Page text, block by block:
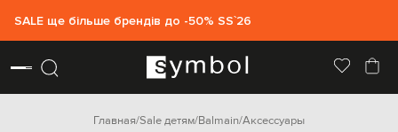
SALE ще більше брендів до -50% SS`26
Главная Sale детям Balmain Аксессуары